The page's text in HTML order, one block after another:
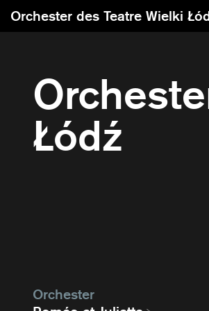
Orchester des Teatre Wielki
Łódź
Orchester